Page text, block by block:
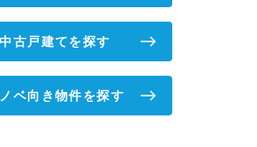
中古戸建てを探す
ベ向き物件を探す